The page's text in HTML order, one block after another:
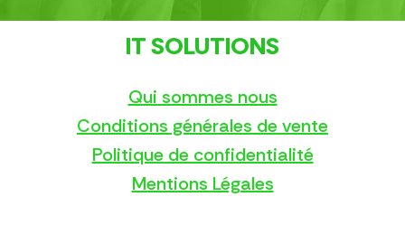
IT SOLUTIONS
Qui sommes nous
Conditions générales de vente
Politique de confidentialité
Mentions Légales